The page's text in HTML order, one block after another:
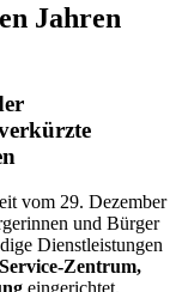
Jahren
vom 29. Dezember
und Bürger
Dienstleistungen
Zentrum,